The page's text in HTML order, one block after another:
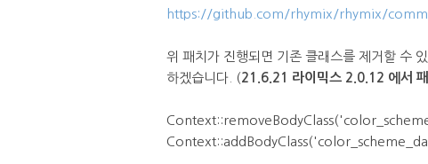
https://github.com/rhymix/rhymix/
위 패치가 진행되면 기존 클래스를 제거할 수
하겠습니다. (21.6.21 라이믹스 2.0.12 에서 패